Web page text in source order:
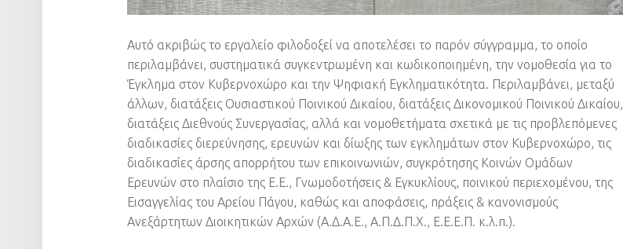
Αυτό ακριβώς το εργαλείο φιλοδοξεί να αποτελέσει το παρόν σύγγραμμα, το οποίο
περιλαμβάνει, συστηματικά συγκεντρωμένη και κωδικοποιημένη, την νομοθεσία για το
Έγκλημα στον Κυβερνοχώρο και την Ψηφιακή Εγκληματικότητα. Περιλαμβάνει, μεταξύ
άλλων, διατάξεις Ουσιαστικού Ποινικού Δικαίου, διατάξεις Δικονομικού Ποινικού Δικαίου,
διατάξεις Διεθνούς Συνεργασίας, αλλά και νομοθετήματα σχετικά με τις προβλεπόμενες
διαδικασίες διερεύνησης, ερευνών και δίωξης των εγκλημάτων στον Κυβερνοχώρο, τις
διαδικασίες άρσης απορρήτου των επικοινωνιών, συγκρότησης Κοινών Ομάδων
Ερευνών στο πλαίσιο της Ε.Ε., Γνωμοδοτήσεις & Εγκυκλίους, ποινικού περιεχομένου, της
Εισαγγελίας του Αρείου Πάγου, καθώς και αποφάσεις, πράξεις & κανονισμούς
Ανεξάρτητων Διοικητικών Αρχών (Α.Δ.Α.Ε., Α.Π.Δ.Π.Χ., Ε.Ε.Ε.Π. κ.λ.π.).